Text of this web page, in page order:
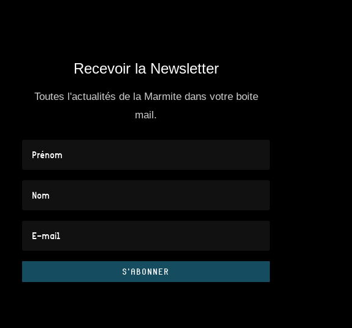
Recevoir la Newsletter
Toutes l'actualités de la Marmite dans votre boite
mail.
S'ABONNER